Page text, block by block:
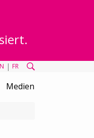
| FR
Medien